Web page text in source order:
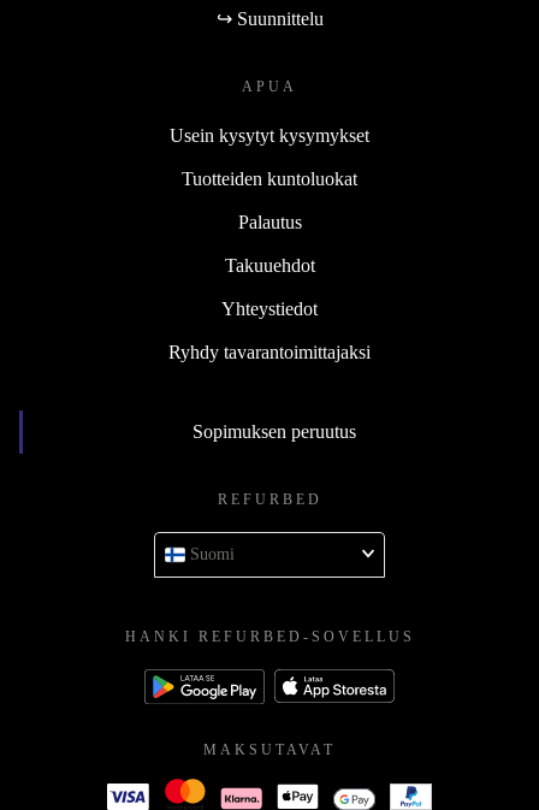
↪ Suunnittelu
APUA
Usein kysytyt kysymykset
Tuotteiden kuntoluokat
Palautus
Takuuehdot
Yhteystiedot
Ryhdy tavarantoimittajaksi
Sopimuksen peruutus
REFURBED
Suomi
HANKI REFURBED-SOVELLUS
MAKSUTAVAT